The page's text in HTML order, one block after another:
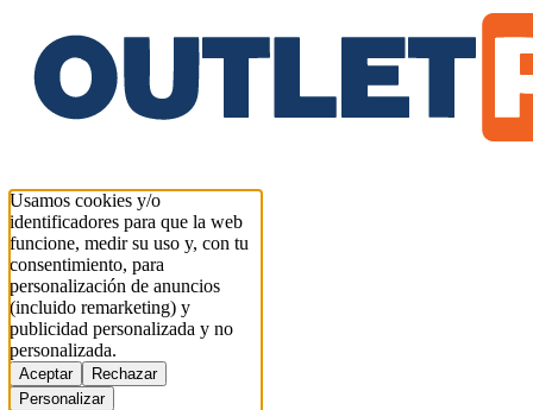
Usamos cookies y/o
identificadores para que la web
funcione, medir su uso y, con tu
consentimiento, para
personalización de anuncios
(incluido remarketing) y
publicidad personalizada y no
personalizada.
Aceptar
Rechazar
Personalizar